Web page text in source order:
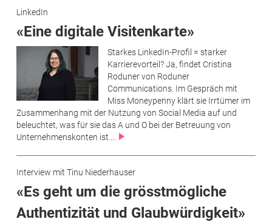
LinkedIn
«Eine digitale Visitenkarte»
Starkes LinkedIn-Profil = starker
Karrierevorteil? Ja, findet Cristina
Roduner von Roduner
Communications. Im Gespräch mit
Miss Moneypenny klärt sie Irrtümer im
Zusammenhang mit der Nutzung von Social Media auf und
beleuchtet, was für sie das A und O bei der Betreuung von
Unternehmenskonten ist....
Interview mit Tinu Niederhauser
«Es geht um die grösstmögliche
Authentizität und Glaubwürdigkeit»